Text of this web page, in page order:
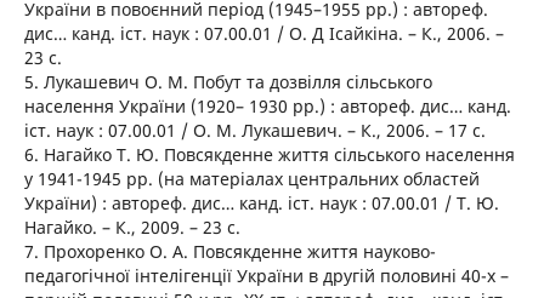
України в повоєнний період (1945–1955 рр.) : автореф.
дис… канд. іст. наук : 07.00.01 / О. Д Ісайкіна. – К., 2006. –
23 с.
5. Лукашевич О. М. Побут та дозвілля сільського
населення України (1920– 1930 рр.) : автореф. дис… канд.
іст. наук : 07.00.01 / О. М. Лукашевич. – К., 2006. – 17 с.
6. Нагайко Т. Ю. Повсякденне життя сільського населення
у 1941-1945 рр. (на матеріалах центральних областей
України) : автореф. дис… канд. іст. наук : 07.00.01 / Т. Ю.
Нагайко. – К., 2009. – 23 с.
7. Прохоренко О. А. Повсякденне життя науково-
педагогічної інтелігенції України в другій половині 40-х –